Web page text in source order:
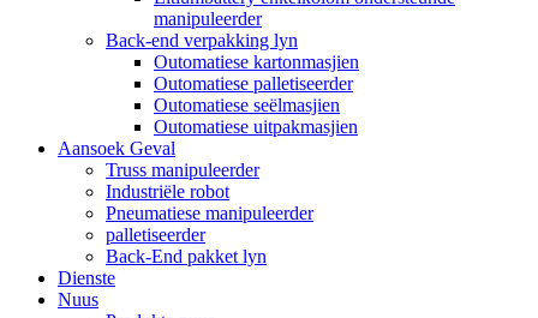
manipuleerder
Back-end verpakking lyn
Outomatiese kartonmasjien
Outomatiese palletiseerder
Outomatiese seëlmasjien
Outomatiese uitpakmasjien
Aansoek Geval
Truss manipuleerder
Industriële robot
Pneumatiese manipuleerder
palletiseerder
Back-End pakket lyn
Dienste
Nuus